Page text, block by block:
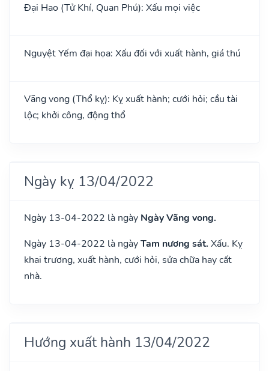
Đại Hao (Tử Khí, Quan Phú): Xấu mọi việc
Nguyệt Yếm đại họa: Xấu đối với xuất hành, giá thú
Vãng vong (Thổ kỵ): Kỵ xuất hành; cưới hỏi; cầu tài
lộc; khởi công, động thổ
Ngày kỵ 13/04/2022
Ngày 13-04-2022 là ngày Ngày Vãng vong.
Ngày 13-04-2022 là ngàyTam nương sát. Xấu. Kỵ
khai trương, xuất hành, cưới hỏi, sửa chữa hay cất
nhà.
Hướng xuất hành 13/04/2022